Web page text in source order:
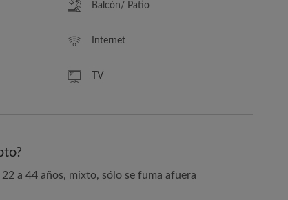
Balcón/ Patio
Internet
TV
a 44 años, mixto, sólo se fuma afuera